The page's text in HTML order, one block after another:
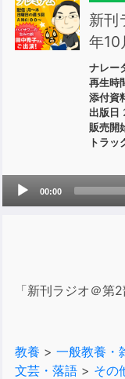
新刊
年10
ナレー
再生時
添付資
出版日
販売開
トラッ
Audio
00:00
「新刊ラジオ＠
教養 > 一般教養・
文芸・落語 > その